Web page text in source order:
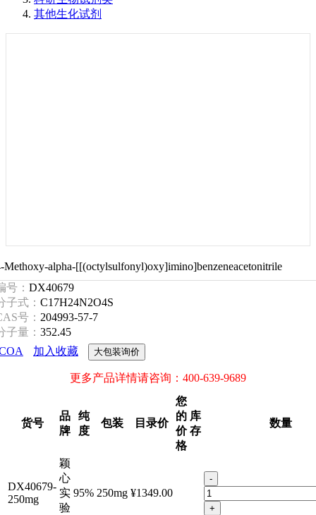
其他生化试剂
Methoxy-alpha-[[(octylsulfonyl)oxy]imino]benzeneacetonitrile
号： DX40679
子式： C17H24N2O4S
号： 204993-57-7
子量： 352.45
加入收藏 大包装询价
更多产品详情请咨询：400-639-9689
货号
品
牌
纯
度
包装 目录价
您
的
价
格
库
存
数量
DX40679-
250mg
颖
心
实
验
95% 250mg ¥1349.00
-
+